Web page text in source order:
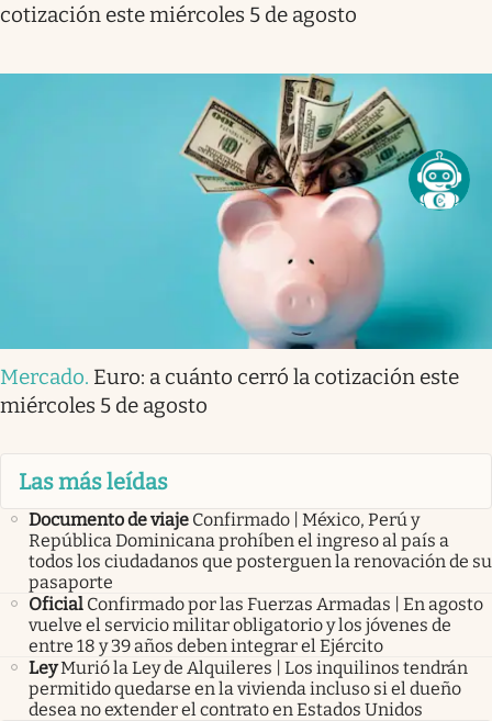
cotización este miércoles 5 de agosto
Mercado. Euro: a cuánto cerró la cotización este
miércoles 5 de agosto
Las más leídas
Documento de viaje Confirmado | México, Perú y
República Dominicana prohíben el ingreso al país a
todos los ciudadanos que posterguen la renovación de su
pasaporte
Oficial Confirmado por las Fuerzas Armadas | En agosto
vuelve el servicio militar obligatorio y los jóvenes de
entre 18 y 39 años deben integrar el Ejército
LeyMurió la Ley de Alquileres | Los inquilinos tendrán
permitido quedarse en la vivienda incluso si el dueño
desea no extender el contrato en Estados Unidos